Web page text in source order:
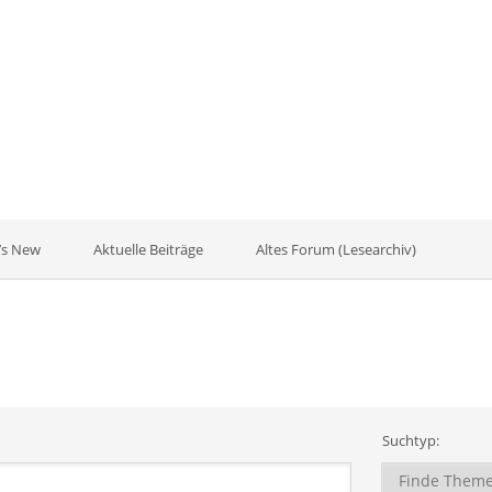
New Aktuelle Beiträge Altes Forum (Lesearchiv)
Suchtyp: